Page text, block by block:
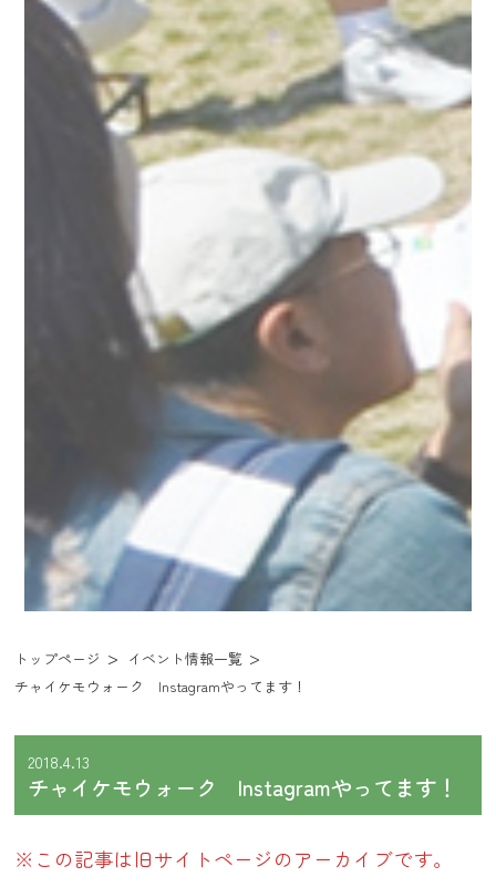
トップページ
イベント情報一覧
チャイケモウォーク Instagramやってます！
2018.4.13
チャイケモウォーク Instagramやってます！
※この記事は旧サイトページのアーカイブです。